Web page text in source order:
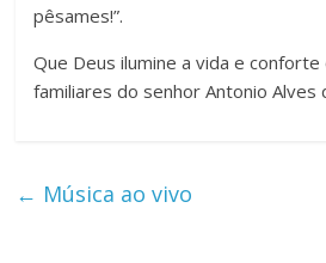
pêsames!”.
Que Deus ilumine a vida e
familiares do senhor Antonio Alves
← Música ao vivo